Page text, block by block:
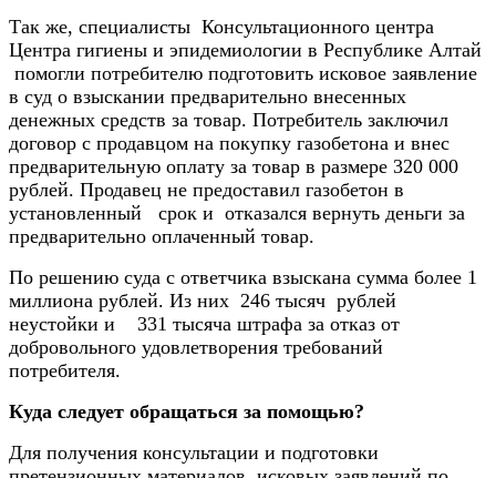
Так же, специалисты Консультационного центра
Центра гигиены и эпидемиологии в Республике Алтай
помогли потребителю подготовить исковое заявление
в суд о взыскании предварительно внесенных
денежных средств за товар. Потребитель заключил
договор с продавцом на покупку газобетона и внес
предварительную оплату за товар в размере 320 000
рублей. Продавец не предоставил газобетон в
установленный срок и отказался вернуть деньги за
предварительно оплаченный товар.
По решению суда с ответчика взыскана сумма более 1
миллиона рублей. Из них 246 тысяч рублей
неустойки и 331 тысяча штрафа за отказ от
добровольного удовлетворения требований
потребителя.
Куда следует обращаться за помощью?
Для получения консультации и подготовки